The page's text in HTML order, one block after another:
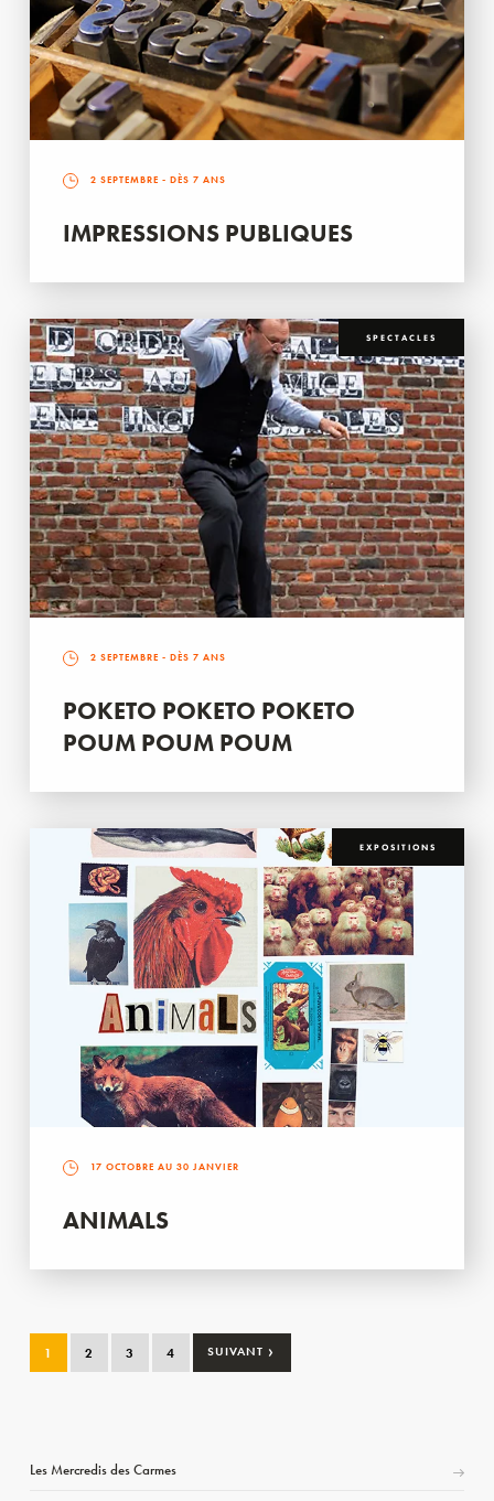
2 SEPTEMBRE - DÈS 7 ANS
IMPRESSIONS PUBLIQUES
SPECTACLES
2 SEPTEMBRE - DÈS 7 ANS
POKETO POKETO POKETO
POUM POUM POUM
EXPOSITIONS
17 OCTOBRE AU 30 JANVIER
ANIMALS
1 2 3 4 SUIVANT ›
Les Mercredis des Carmes